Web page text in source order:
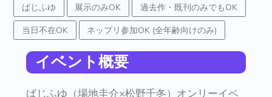
ばじふゆ
展示のみOK
過去作・既刊のみでもOK
当日不在OK
ネップリ参加OK (全年齢向けのみ)
イベント概要
ばじふゆ（場地圭介×松野千冬）オンリーイベ